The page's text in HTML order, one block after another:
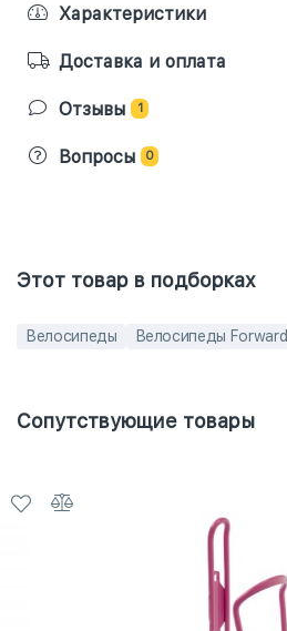
Характеристики
Доставка и оплата
Отзывы 1
Вопросы 0
Этот товар в подборках
Велосипеды Велосипеды Forward
Сопутствующие товары